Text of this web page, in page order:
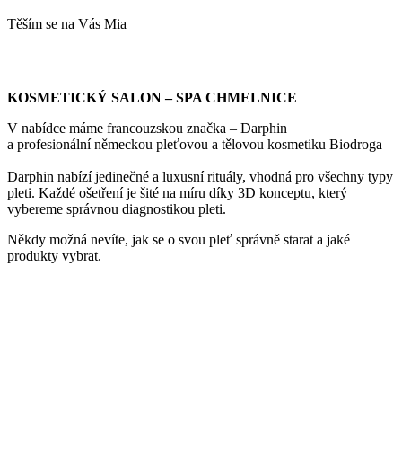
Těším se na Vás Mia
KOSMETICKÝ SALON – SPA CHMELNICE
V nabídce máme francouzskou značka – Darphin
a profesionální německou pleťovou a tělovou kosmetiku Biodroga
Darphin nabízí jedinečné a luxusní rituály, vhodná pro všechny typy
pleti. Každé ošetření je šité na míru díky 3D konceptu, který
vybereme správnou diagnostikou pleti.
Někdy možná nevíte, jak se o svou pleť správně starat a jaké
produkty vybrat.